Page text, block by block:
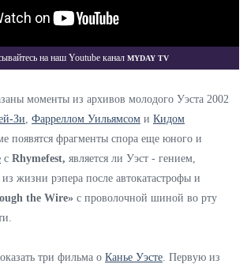
на наш Youtube канал Myday TV
моменты из архивов молодого Уэста 2002
Зи Фарреллом Уильямсом и Кидом
появятся фрагменты спора еще юного и
с Rhymefest, является ли Уэст - гением,
жизни рэпера после автокатастрофы и
the Wire» с проволочной шиной во рту
три фильма о Канье Уэсте . Первую из